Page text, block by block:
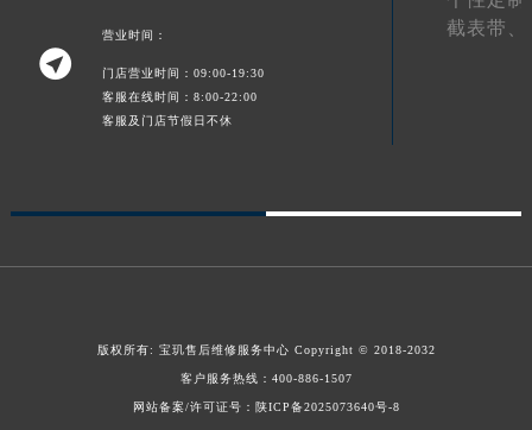
青海省海南藏族自治州共和县青海湖大街宝玑售后服务中心（需提前预约）
陕西省渭南市临渭区东风大街宝玑售后服务中心（需提前预约）

营业时间：
门店营业时间：09:00-19:30
客服在线时间：8:00-22:00
客服及门店节假日不休
截表带、
版权所有: 宝玑售后维修服务中心 Copyright © 2018-2032
客户服务热线： 400-886-1507
网站备案/许可证号：陕ICP备2025073640号-8